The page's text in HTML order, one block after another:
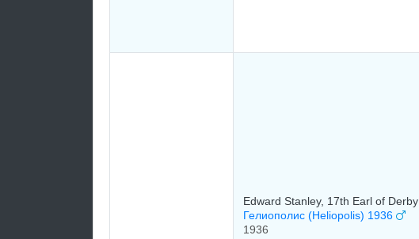
Edward Stanley, 17th Earl of Derby
Гелиополис (Heliopolis) 1936
1936